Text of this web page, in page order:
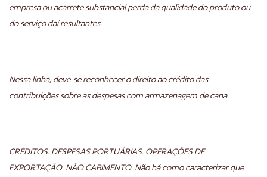
empresa ou acarrete substancial perda da qualidade do produto ou
do serviço daí resultantes.
Nessa linha, deve-se reconhecer o direito ao crédito das
contribuições sobre as despesas com armazenagem de cana.
CRÉDITOS. DESPESAS PORTUÁRIAS. OPERAÇÕES DE
EXPORTAÇÃO. NÃO CABIMENTO. Não há como caracterizar que